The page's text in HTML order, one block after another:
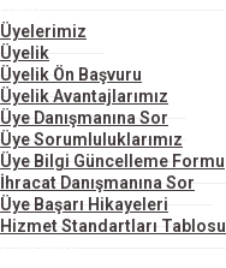
Üyelerimiz
Üyelik
Üyelik Ön Başvuru
Üyelik Avantajlarımız
Üye Danışmanına Sor
Üye Sorumluluklarımız
Üye Bilgi Güncelleme Formu
İhracat Danışmanına Sor
Üye Başarı Hikayeleri
Hizmet Standartları Tablosu